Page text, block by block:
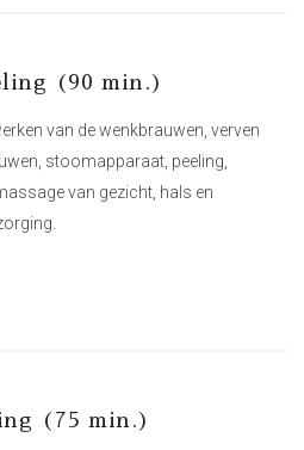
(90 min.)
van de wenkbrauwen, verven
stoomapparaat, peeling,
van gezicht, hals en
(75 min.)